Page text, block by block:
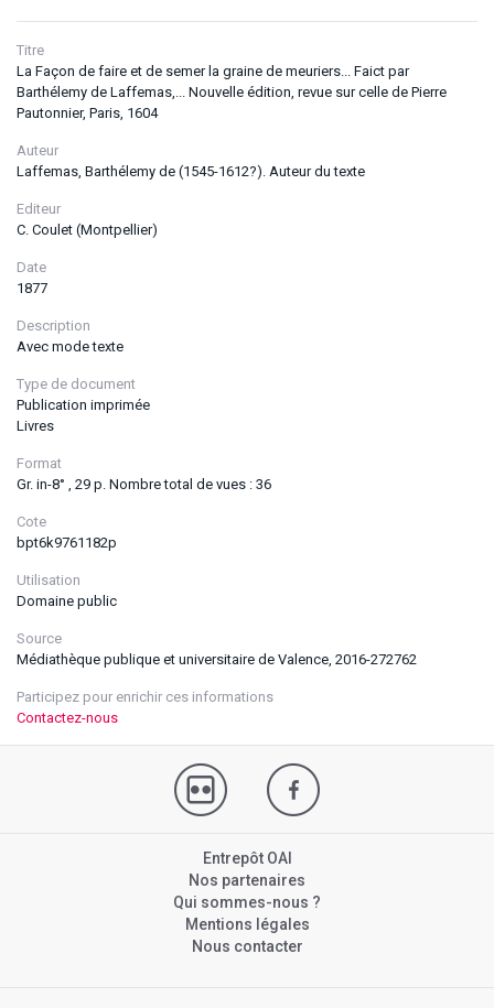
Titre
La Façon de faire et de semer la graine de meuriers... Faict par
Barthélemy de Laffemas,... Nouvelle édition, revue sur celle de Pierre
Pautonnier, Paris, 1604
Auteur
Laffemas, Barthélemy de (1545-1612?). Auteur du texte
Editeur
C. Coulet (Montpellier)
Date
1877
Description
Avec mode texte
Type de document
Publication imprimée
Livres
Format
Gr. in-8° , 29 p. Nombre total de vues : 36
Cote
bpt6k9761182p
Utilisation
Domaine public
Source
Médiathèque publique et universitaire de Valence, 2016-272762
Participez pour enrichir ces informations
Contactez-nous
Entrepôt OAI
Nos partenaires
Qui sommes-nous ?
Mentions légales
Nous contacter